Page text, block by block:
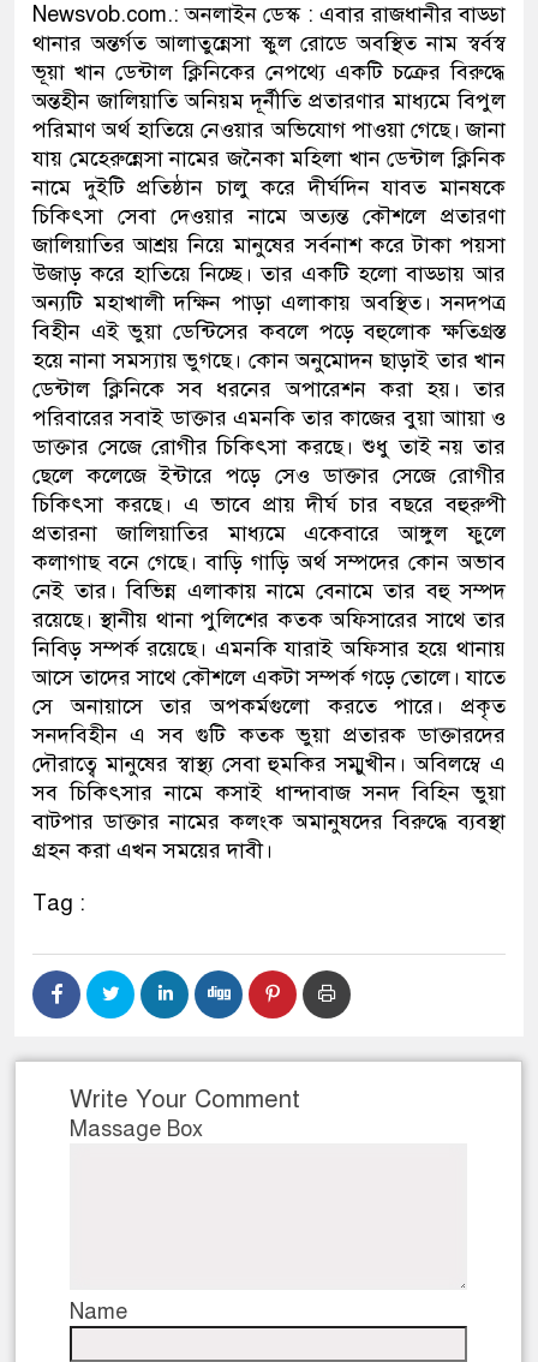
Newsvob.com.: অনলাইন ডেস্ক : এবার রাজধানীর বাড্ডা
থানার অন্তর্গত আলাতুন্নেসা স্কুল রোডে অবস্থিত নাম স্বর্বস্ব
ভূয়া খান ডেন্টাল ক্লিনিকের নেপথ্যে একটি চক্রের বিরুদ্ধে
অন্তহীন জালিয়াতি অনিয়ম দূর্নীতি প্রতারণার মাধ্যমে বিপুল
পরিমাণ অর্থ হাতিয়ে নেওয়ার অভিযোগ পাওয়া গেছে। জানা
যায় মেহেরুন্নেসা নামের জনৈকা মহিলা খান ডেন্টাল ক্লিনিক
নামে দুইটি প্রতিষ্ঠান চালু করে দীর্ঘদিন যাবত মানষকে
চিকিৎসা সেবা দেওয়ার নামে অত্যন্ত কৌশলে প্রতারণা
জালিয়াতির আশ্রয় নিয়ে মানুষের সর্বনাশ করে টাকা পয়সা
উজাড় করে হাতিয়ে নিচ্ছে। তার একটি হলো বাড্ডায় আর
অন্যটি মহাখালী দক্ষিন পাড়া এলাকায় অবস্থিত। সনদপত্র
বিহীন এই ভুয়া ডেন্টিসের কবলে পড়ে বহুলোক ক্ষতিগ্রস্ত
হয়ে নানা সমস্যায় ভুগছে। কোন অনুমোদন ছাড়াই তার খান
ডেন্টাল ক্লিনিকে সব ধরনের অপারেশন করা হয়। তার
পরিবারের সবাই ডাক্তার এমনকি তার কাজের বুয়া আায়া ও
ডাক্তার সেজে রোগীর চিকিৎসা করছে। শুধু তাই নয় তার
ছেলে কলেজে ইন্টারে পড়ে সেও ডাক্তার সেজে রোগীর
চিকিৎসা করছে। এ ভাবে প্রায় দীর্ঘ চার বছরে বহুরুপী
প্রতারনা জালিয়াতির মাধ্যমে একেবারে আঙ্গুল ফুলে
কলাগাছ বনে গেছে। বাড়ি গাড়ি অর্থ সম্পদের কোন অভাব
নেই তার। বিভিন্ন এলাকায় নামে বেনামে তার বহু সম্পদ
রয়েছে। স্থানীয় থানা পুলিশের কতক অফিসারের সাথে তার
নিবিড় সম্পর্ক রয়েছে। এমনকি যারাই অফিসার হয়ে থানায়
আসে তাদের সাথে কৌশলে একটা সম্পর্ক গড়ে তোলে। যাতে
সে অনায়াসে তার অপকর্মগুলো করতে পারে। প্রকৃত
সনদবিহীন এ সব গুটি কতক ভুয়া প্রতারক ডাক্তারদের
দৌরাত্বে মানুষের স্বাস্থ্য সেবা হুমকির সম্মুখীন। অবিলম্বে এ
সব চিকিৎসার নামে কসাই ধান্দাবাজ সনদ বিহিন ভুয়া
বাটপার ডাক্তার নামের কলংক অমানুষদের বিরুদ্ধে ব্যবস্থা
গ্রহন করা এখন সময়ের দাবী।
Tag :
Write Your Comment
Massage Box
Name